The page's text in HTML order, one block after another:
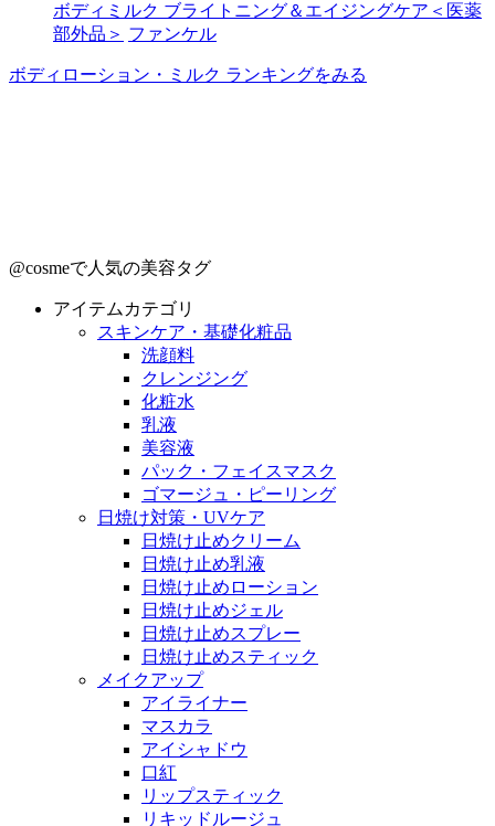
ボディミルク ブライトニング＆エイジングケア＜医薬
部外品＞ ファンケル
ボディローション・ミルク ランキングをみる
@cosmeで人気の美容タグ
アイテムカテゴリ
スキンケア・基礎化粧品
洗顔料
クレンジング
化粧水
乳液
美容液
パック・フェイスマスク
ゴマージュ・ピーリング
日焼け対策・UVケア
日焼け止めクリーム
日焼け止め乳液
日焼け止めローション
日焼け止めジェル
日焼け止めスプレー
日焼け止めスティック
メイクアップ
アイライナー
マスカラ
アイシャドウ
口紅
リップスティック
リキッドルージュ